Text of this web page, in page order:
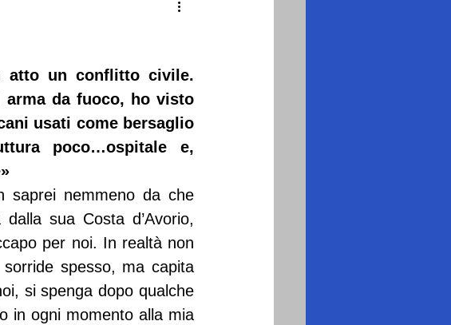
atto un conflitto civile.
da fuoco, ho visto
usati come bersaglio
poco…ospitale e,
saprei nemmeno da che
sua Costa d’Avorio,
per noi. In realtà non
spesso, ma capita
si spenga dopo qualche
in ogni momento alla mia